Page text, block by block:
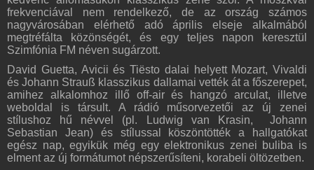
Online rádió készítés
Készítés lépésről lépésre
frekvenciával nem rendelkező, de az ország számos
nagyvárosában elérhető adó április elseje alkalmából
megtréfálta közönségét, és egy teljes napon keresztül
Szimfónia FM néven sugárzott.
David Guetta, Avicii és Tiësto dalai helyett Mozart, Vivaldi
és Johann Strauß klasszikus dallamai vették át a főszerepet,
amihez alkalomhoz illő off-air és hangzó arculat, illetve
weboldal is társult. A rádió műsorvezetői az új zenei
stílushoz hű névvel (pl. Ludwig van Krasin, Johann
Sebastian Jean) és stílussal köszöntötték a hallgatókat
egész nap, egyikük még egy elektronikus zenei buliba is
elment az új formátumot népszerűsíteni, korabeli öltözetben.